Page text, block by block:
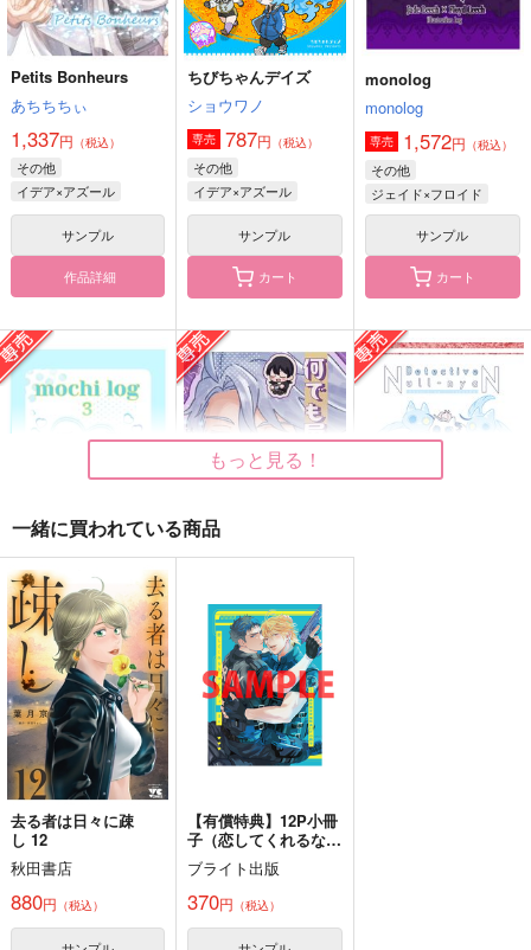
人魚あるある100個言
って！
マカダミアしまうま
787円（税込）
アズール・アーシェング
ロット
作品詳細
Deep Sea Adventure
2
偉大なマジシャンの弟
1,572円（税込）
アズール・アーシェング
サンプル
作品詳細
モストロラウンジの新
人バイト2
とらじま
1,257円（税込）
アズール・アーシェング
ロット
サンプル
作品詳細
Deep Sea Adventure
偉大なマジシャンの弟
子
1,572円
アズール・アーシェング
ロット
サンプル
何かおかしいオクタヴ
ィネル
sea-glass
アズール・アーシェング
ロット
サンプル
フロイド・リーチ
サンプル
カート
Petits Bonheurs
あちちちぃ
1,337円 （税込）
その他
イデア×アズール
サンプル
作品詳細
ちびちゃんデイズ
ショウワノ
専売 787円 （税込）
その他
イデア×アズール
サンプル
カート
monolog
monolog
専売 1,572円 （税込）
その他
ジェイド×フロイド
サンプル
カート
mochi log3
monolog
専売 472円（税込）
その他
ジェイド×フロイド
サンプル
カート
るぱりうむ
専売 594円（税込）
その他
アズール×女監督生
サンプル
カート
もっと見る！
一緒に買われている商品
去る者は日々に疎
し 12
秋田書店
880円 （税込）
【有償特典】12P小冊
子（恋してくれるな、
マイバディ）
ブライト出版
370円 （税込）